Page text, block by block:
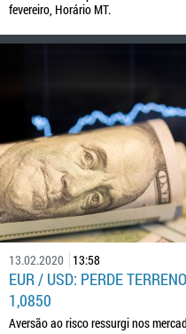
fevereiro, Horário MT.
13.02.2020 13:58
EUR / USD: PERDE
1,0850
Aversão ao risco ressurgi nos